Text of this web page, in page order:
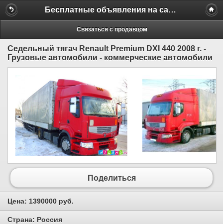
Бесплатные объявления на сайте MILAMO.ru
Связаться с продавцом
Седельный тягач Renault Premium DXI 440 2008 г. -
Грузовые автомобили - коммерческие автомобили
Поделиться
Цена: 1390000 руб.
Страна: Россия